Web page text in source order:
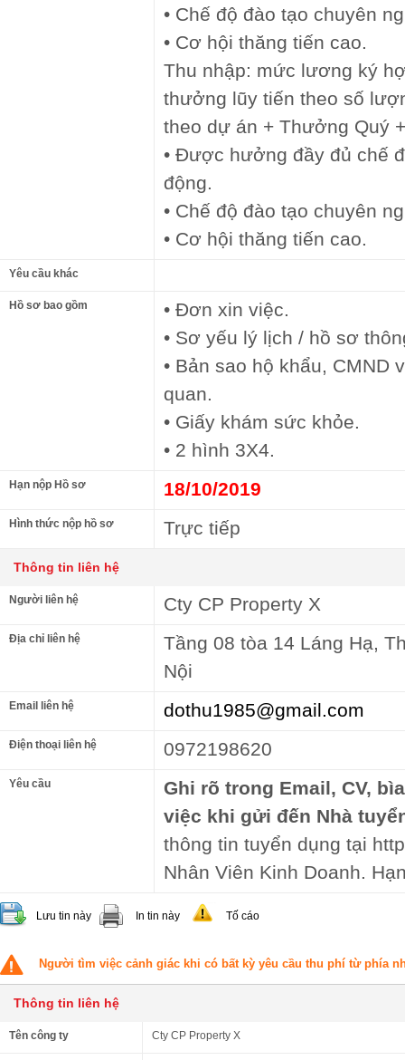
• Chế độ đào tạo chuyên
• Cơ hội thăng tiến cao.
Thu nhập: mức lương ký
thưởng lũy tiến theo số
theo dự án + Thưởng Quý
• Được hưởng đầy đủ chế
động.
• Chế độ đào tạo chuyên
• Cơ hội thăng tiến cao.
Yêu cầu khác
Hồ sơ bao gồm
• Đơn xin việc.
• Sơ yếu lý lịch / hồ sơ
• Bản sao hộ khẩu, CMND
quan.
• Giấy khám sức khỏe.
• 2 hình 3X4.
Hạn nộp Hồ sơ 18/10/2019
Hình thức nộp hồ sơ Trực tiếp
Thông tin liên hệ
Người liên hệ Cty CP Property X
Địa chỉ liên hệ
Tầng 08 tòa 14 Láng Hạ,
Nội
Email liên hệ dothu1985@gmail.com
Điện thoại liên hệ 0972198620
Yêu cầu
Ghi rõ trong Email, CV,
việc khi gửi đến Nhà
thông tin tuyển dụng tại
Nhân Viên Kinh Doanh.
Lưu tin này In tin này Tố cáo
Người tìm việc cảnh giác khi có bất kỳ yêu cầu thu phí từ phía
Thông tin liên hệ
Tên công ty Cty CP Property X